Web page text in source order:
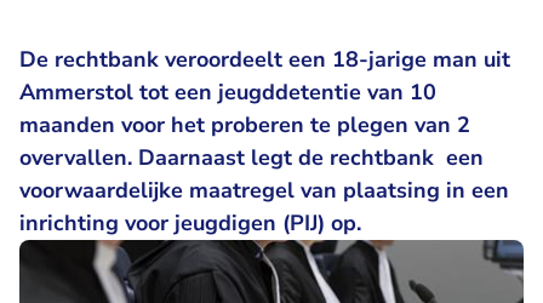
De rechtbank veroordeelt een 18-jarige man uit
Ammerstol tot een jeugddetentie van 10
maanden voor het proberen te plegen van 2
overvallen. Daarnaast legt de rechtbank een
voorwaardelijke maatregel van plaatsing in een
inrichting voor jeugdigen (PIJ) op.